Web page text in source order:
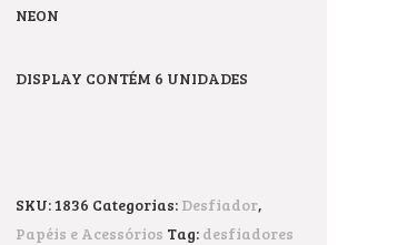
NEON
DISPLAY CONTÉM 6 UNIDADES
SKU:1836 Categorias: Desfiador,
Papéis e Acessórios Tag: desfiadores